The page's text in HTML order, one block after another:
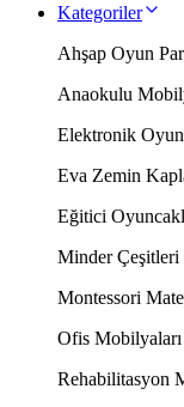
Kategoriler
Ahşap Oyun
Anaokulu
Elektronik
Eva Zemin
Eğitici
Minder Çeşitleri
Montessori
Ofis Mobilyaları
Rehabilitasyon